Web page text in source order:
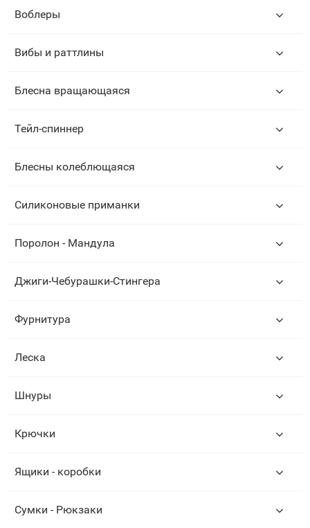
Воблеры
Вибы и раттлины
Блесна вращающаяся
Тейл-спиннер
Блесны колеблющаяся
Силиконовые приманки
Поролон - Мандула
Джиги-Чебурашки-Стингера
Фурнитура
Леска
Шнуры
Крючки
Ящики - коробки
Сумки - Рюкзаки